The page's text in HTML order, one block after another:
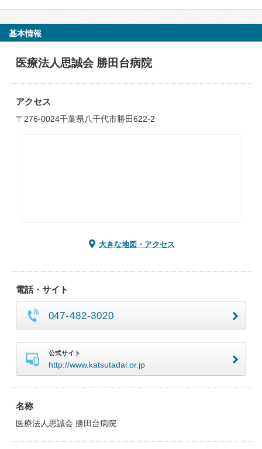
基本情報
医療法人思誠会 勝田台病院
アクセス
〒276-0024千葉県八千代市勝田622-2
大きな地図・アクセス
電話・サイト
047-482-3020
公式サイト
http://www.katsutadai.or.jp
名称
医療法人思誠会 勝田台病院